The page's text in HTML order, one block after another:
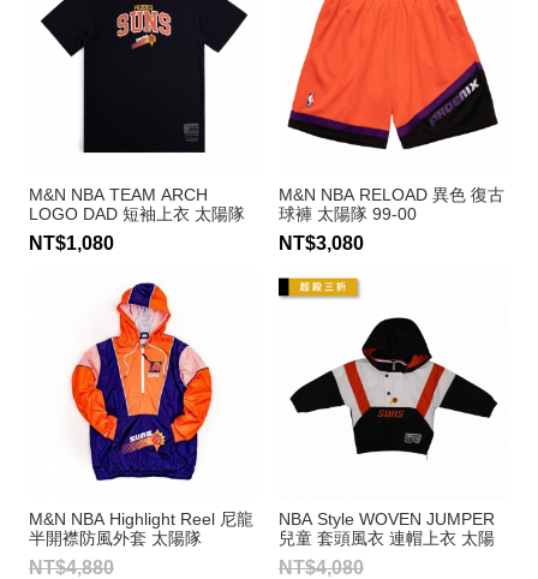
M&N NBA TEAM ARCH
LOGO DAD 短袖上衣 太陽隊
NT$1,080
M&N NBA RELOAD 異色 復古
球褲 太陽隊 99-00
NT$3,080
M&N NBA Highlight Reel 尼龍
半開襟防風外套 太陽隊
NT$4,880
NBA Style WOVEN JUMPER
兒童 套頭風衣 連帽上衣 太陽
隊
NT$4,080